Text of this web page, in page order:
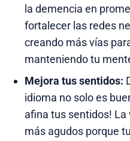
la demencia en
fortalecer las redes
creando más vías
manteniendo tu
Mejora tus sentidos:
idioma no solo es
afina tus sentidos! La
más agudos porque